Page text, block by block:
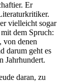
Er
vielleicht sogar
dem Spruch:
von denen
darum geht es
Jahrhundert.
daran, zu